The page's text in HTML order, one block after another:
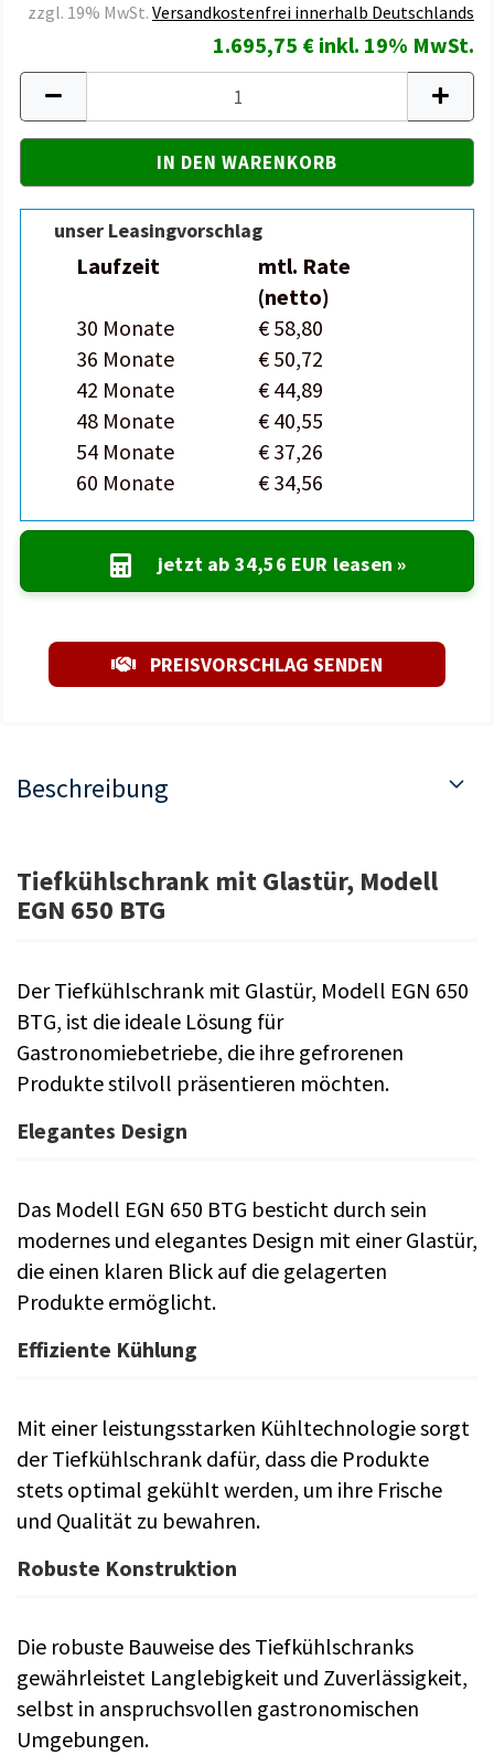
zzgl. 19% MwSt. Versandkostenfrei innerhalb Deutschlands
1.695,75 € inkl. 19% MwSt.
unser Leasingvorschlag
Laufzeit
mtl. Rate
(netto)
30 Monate
€ 58,80
36 Monate
€ 50,72
42 Monate
€ 44,89
48 Monate
€ 40,55
54 Monate
€ 37,26
60 Monate
€ 34,56
jetzt ab 34,56 EUR leasen »
PREISVORSCHLAG SENDEN
Beschreibung
Tiefkühlschrank mit Glastür, Modell
EGN 650 BTG
Der Tiefkühlschrank mit Glastür, Modell EGN 650
BTG, ist die ideale Lösung für
Gastronomiebetriebe, die ihre gefrorenen
Produkte stilvoll präsentieren möchten.
Elegantes Design
Das Modell EGN 650 BTG besticht durch sein
modernes und elegantes Design mit einer Glastür,
die einen klaren Blick auf die gelagerten
Produkte ermöglicht.
Effiziente Kühlung
Mit einer leistungsstarken Kühltechnologie sorgt
der Tiefkühlschrank dafür, dass die Produkte
stets optimal gekühlt werden, um ihre Frische
und Qualität zu bewahren.
Robuste Konstruktion
Die robuste Bauweise des Tiefkühlschranks
gewährleistet Langlebigkeit und Zuverlässigkeit,
selbst in anspruchsvollen gastronomischen
Umgebungen.